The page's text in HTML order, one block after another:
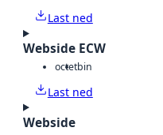
Last ned
Webside ECW
octetbin
Last ned
Webside